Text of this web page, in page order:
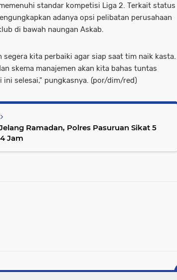
standar kompetisi Liga 2. Terkait status
adanya opsi pelibatan perusahaan
di bawah naungan Askab.
kita perbaiki agar siap saat tim naik kasta.
skema manajemen akan kita bahas tuntas
ini selesai," pungkasnya. (por/dim/red)
Ramadan, Polres Pasuruan Sikat 5
Jam